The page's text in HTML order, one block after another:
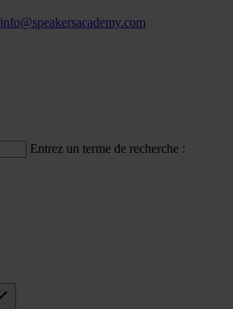
info@speakersacademy.com
Entrez un terme de recherche :